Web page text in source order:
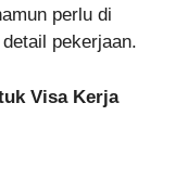
perlu di
pekerjaan.
Visa Kerja